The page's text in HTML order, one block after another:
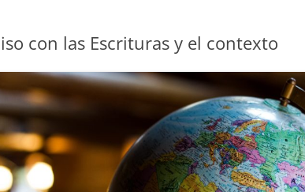
con las Escrituras y el contexto